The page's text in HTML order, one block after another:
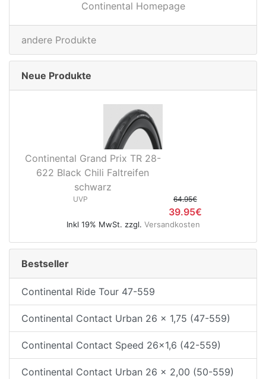
Continental Homepage
andere Produkte
Neue Produkte
Continental Grand Prix TR 28-
622 Black Chili Faltreifen
schwarz
UVP 64.95€
39.95€
Inkl 19% MwSt. zzgl. Versandkosten
Bestseller
Continental Ride Tour 47-559
Continental Contact Urban 26 x 1,75 (47-559)
Continental Contact Speed 26x1,6 (42-559)
Continental Contact Urban 26 x 2,00 (50-559)